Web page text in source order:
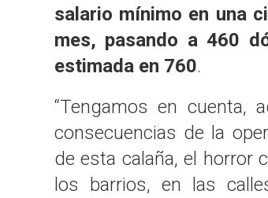
salario mínimo en una
mes, pasando a 460
estimada en 760.
“Tengamos en cuenta,
consecuencias de la
de esta calaña, el horror
los barrios, en las